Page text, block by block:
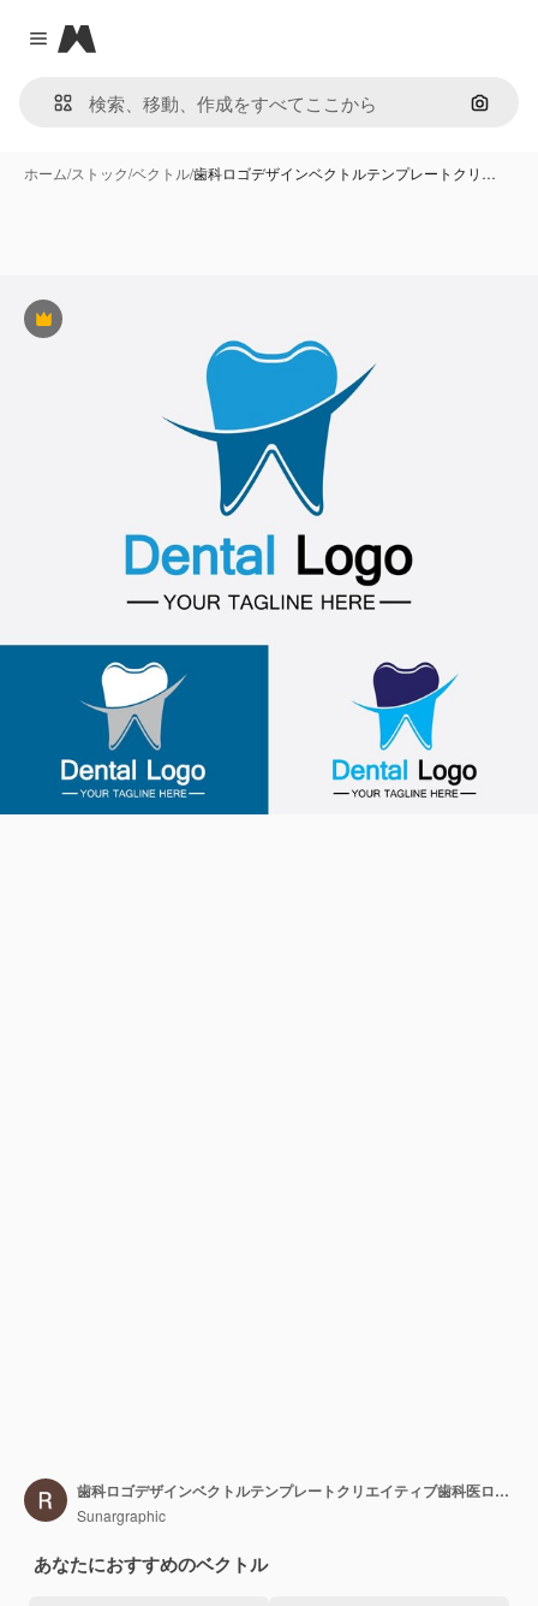
Close menu
Magnific
画像で
ホーム/ストック/ベクトル/歯科ロゴデザインベクトルテンプレートクリ…
Premium
歯科ロゴデザインベクトルテンプレートクリエイティブ歯科医ロゴ歯科医院ベクトルロゴ
Sunargraphic
あなたにおすすめのベクトル